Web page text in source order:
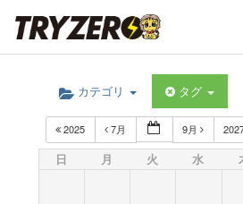
カテゴリ タグ
2025 7月 9月
日 月 火 水